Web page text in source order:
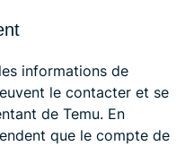
informations de
le contacter et se
de Temu. En
que le compte de